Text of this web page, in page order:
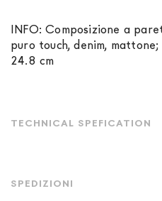
INFO: Composizione a
puro touch, denim,
24.8 cm
TECHNICAL SPEFICATION
SPEDIZIONI